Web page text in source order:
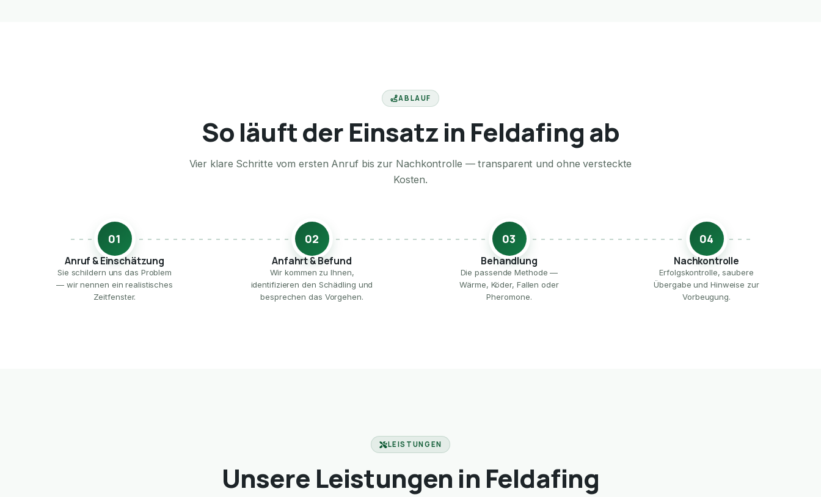
ABLAUF
So läuft der Einsatz in Feldafing ab
Vier klare Schritte vom ersten Anruf bis zur Nachkontrolle — transparent und ohne versteckte
Kosten.
01
Anruf & Einschätzung
Sie schildern uns das Problem
— wir nennen ein realistisches
Zeitfenster.
02
Anfahrt & Befund
Wir kommen zu Ihnen,
identifizieren den Schädling und
besprechen das Vorgehen.
03
Behandlung
Die passende Methode —
Wärme, Köder, Fallen oder
Pheromone.
04
Nachkontrolle
Erfolgskontrolle, saubere
Übergabe und Hinweise zur
Vorbeugung.
LEISTUNGEN
Unsere Leistungen in Feldafing